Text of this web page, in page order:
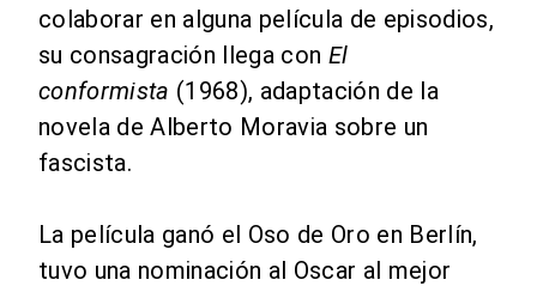
colaborar en alguna película de episodios,
su consagración llega con El
conformista (1968), adaptación de la
novela de Alberto Moravia sobre un
fascista.
La película ganó el Oso de Oro en Berlín,
tuvo una nominación al Oscar al mejor